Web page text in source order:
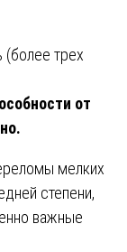
трех
от
мелких
степени,
важные